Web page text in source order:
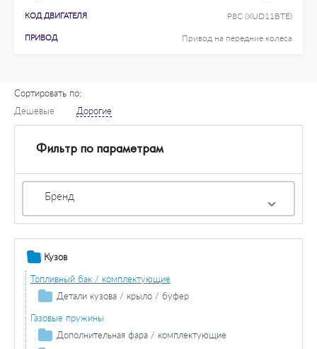
КОД ДВИГАТЕЛЯ P8C (XUD11BTE)
ПРИВОД Привод на передние колеса
Сортировать по:
Дешевые
Дорогие
Фильтр по параметрам
Бренд
Кузов
Топливный бак / комплектующие
Детали кузова / крыло / буфер
Продольная / поперечная балка
Колесная ниша
Газовые пружины
Дополнительная фара / комплектующие